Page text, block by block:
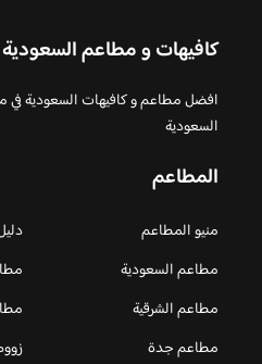
كافيهات و مطاعم السعودية
افضل مطاعم و كافيهات السعودية في
السعودية
المطاعم
منيو المطاعم
مطاعم السعودية
مطاعم الشرقية
مطاعم جدة